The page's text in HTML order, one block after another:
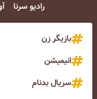
رادیو سرنا
بازیگر زن
انیمیشن
سریال بدنام